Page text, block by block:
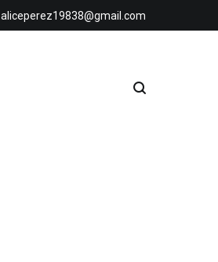
aliceperez19838@gmail.com